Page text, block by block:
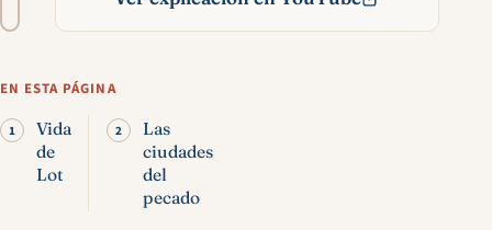
EN ESTA PÁGINA
Vida
de
Lot
Las
ciudades
del
pecado